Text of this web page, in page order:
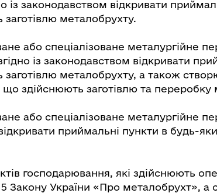
із законодавством відкривати
заготівлю металобрухту.
або спеціалізоване металургійне
із законодавством відкривати
заготівлю металобрухту, а також
що здійснюють заготівлю та переробку
або спеціалізоване металургійне
приймальні пункти в будь-
господарювання, які здійснюють
5 Закону України «Про металобрухт», а